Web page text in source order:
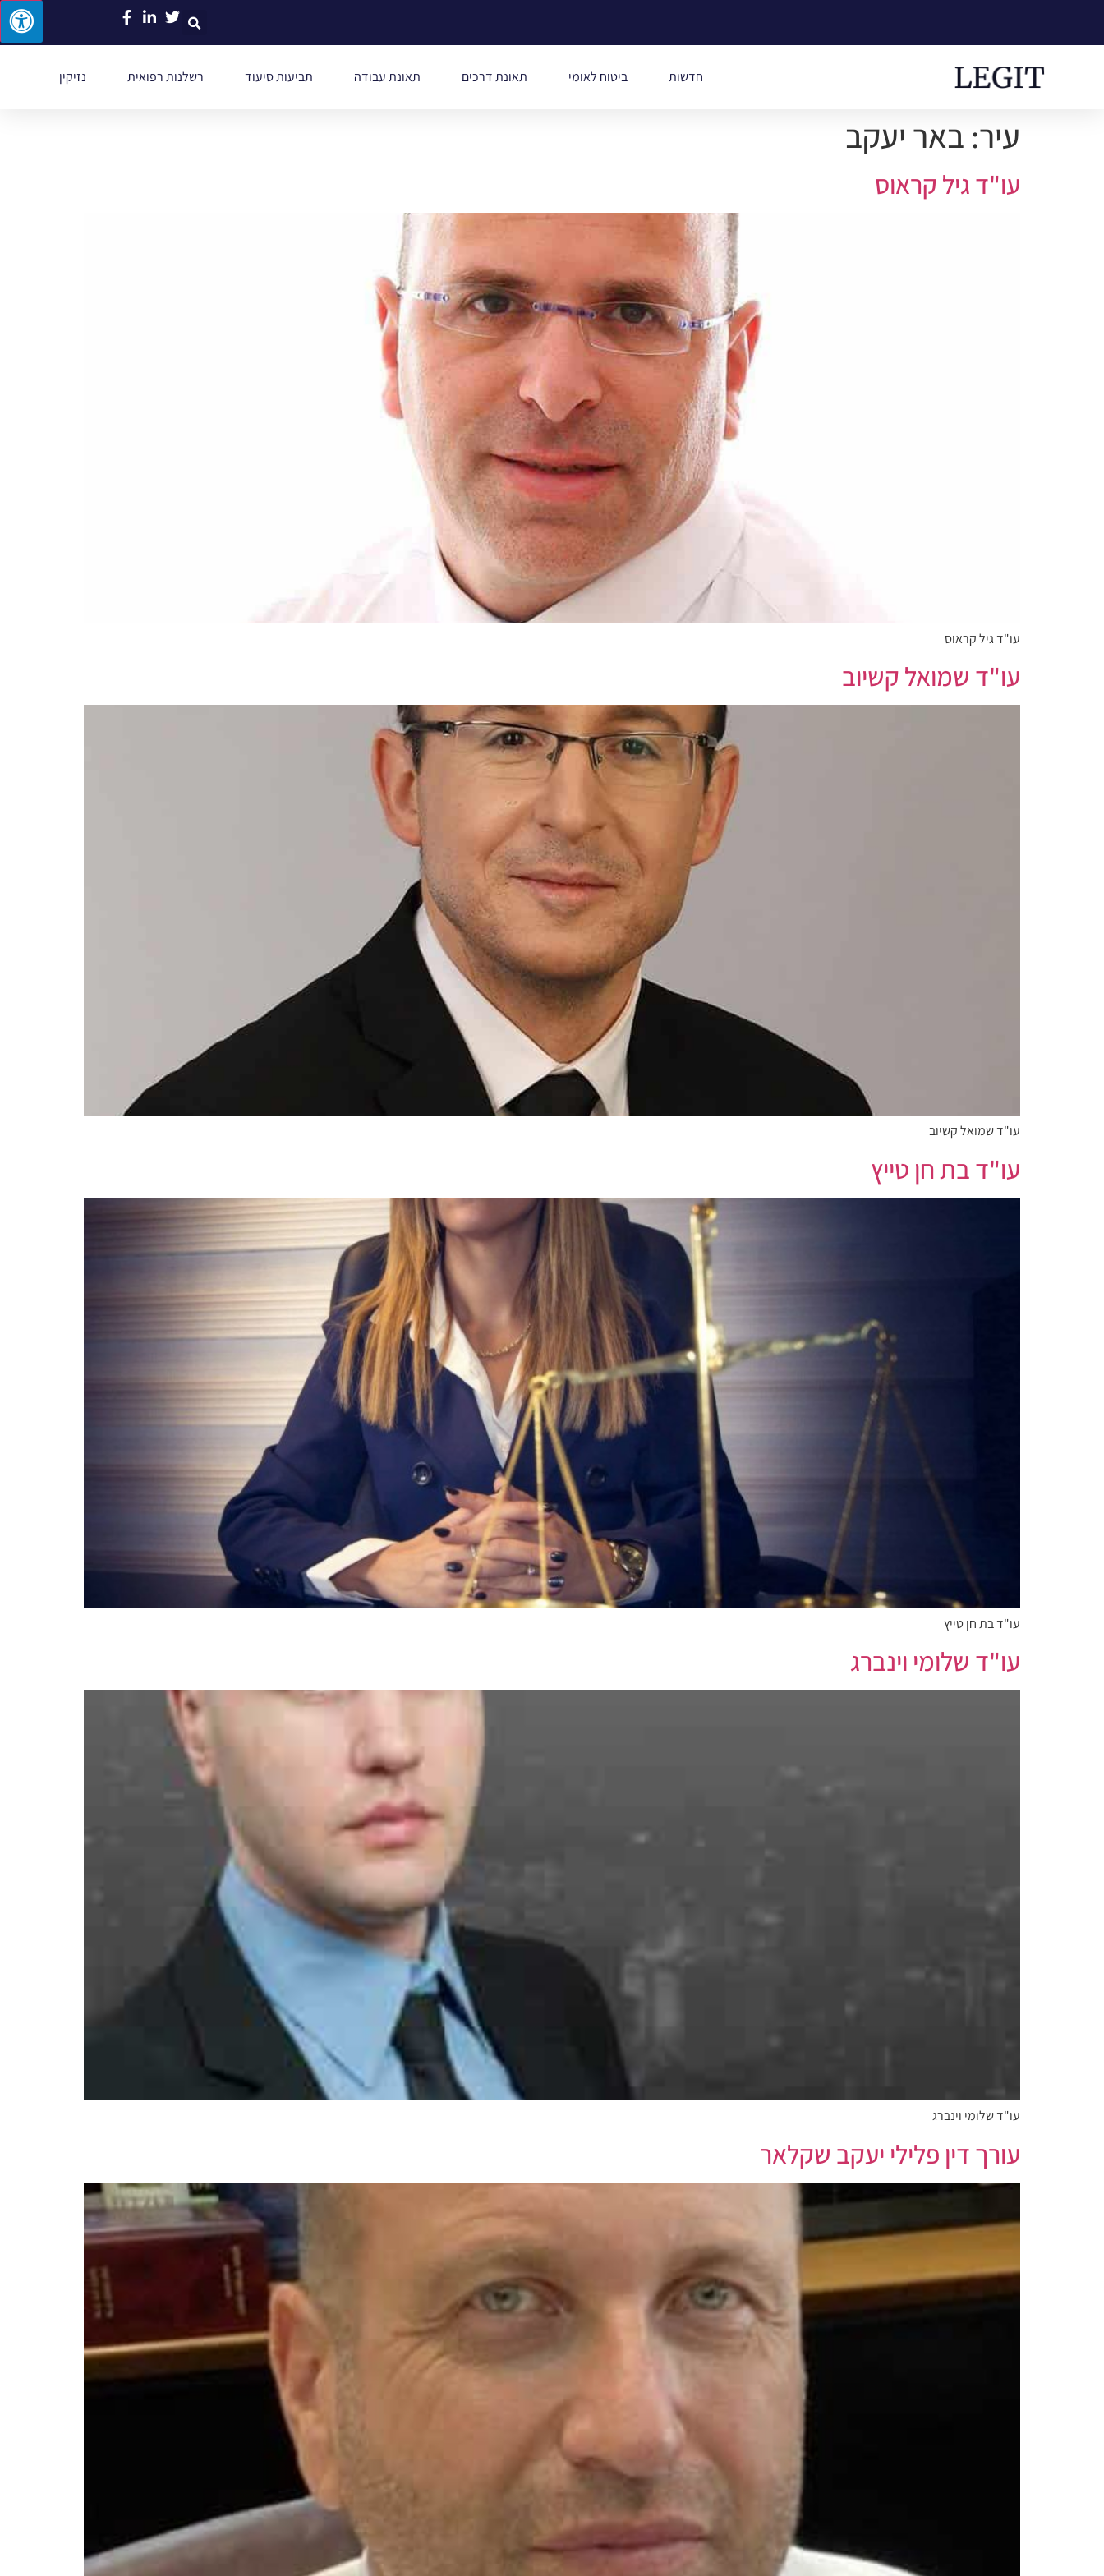
חדשות ביטוח לאומי תאונת דרכים תאונת עבודה תביעות סיעוד רשלנות רפואית נזיקין
עיר: באר יעקב
עו"ד גיל קראוס
עו"ד גיל קראוס
עו"ד שמואל קשיוב
עו"ד שמואל קשיוב
עו"ד בת חן טייץ
עו"ד בת חן טייץ
עו"ד שלומי וינברג
עו"ד שלומי וינברג
עורך דין פלילי יעקב שקלאר